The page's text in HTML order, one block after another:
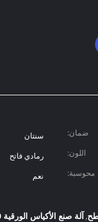
ضمان:
سنتان
اللون:
رمادي فاتح
محوسبة:
نعم
,آلة صنع الأكياس الورقية 80 مم بمقبض مسطح